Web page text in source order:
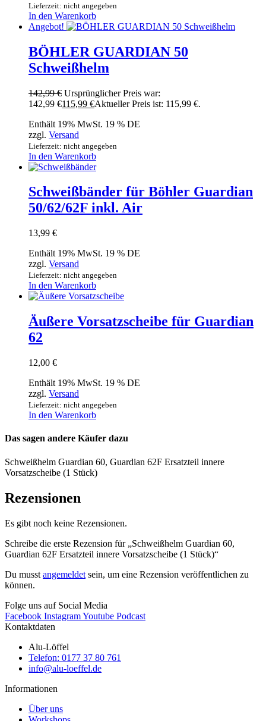
Lieferzeit: nicht angegeben
In den Warenkorb
Angebot!
BÖHLER GUARDIAN 50
Schweißhelm
142,99€ Ursprünglicher Preis war:
142,99 €115,99 €Aktueller Preis ist: 115,99 €.
Enthält 19% MwSt. 19 % DE
zzgl. Versand
Lieferzeit: nicht angegeben
In den Warenkorb
Schweißbänder für Böhler Guardian
50/62/62F inkl. Air
13,99 €
Enthält 19% MwSt. 19 % DE
zzgl. Versand
Lieferzeit: nicht angegeben
In den Warenkorb
Äußere Vorsatzscheibe für Guardian
62
12,00 €
Enthält 19% MwSt. 19 % DE
zzgl. Versand
Lieferzeit: nicht angegeben
In den Warenkorb
Das sagen andere Käufer dazu
Schweißhelm Guardian 60, Guardian 62F Ersatzteil innere
Vorsatzscheibe (1 Stück)
Rezensionen
Es gibt noch keine Rezensionen.
Schreibe die erste Rezension für „Schweißhelm Guardian 60,
Guardian 62F Ersatzteil innere Vorsatzscheibe (1 Stück)“
Du musst angemeldet sein, um eine Rezension veröffentlichen zu
können.
Folge uns auf Social Media
Facebook InstagramYoutube Podcast
Kontaktdaten
Alu-Löffel
Telefon: 0177 37 80 761
info@alu-loeffel.de
Informationen
Über uns